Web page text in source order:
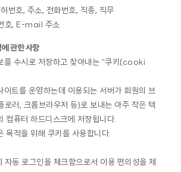
번호, 주소, 전화번호, 직종, 직무
호, E-mail 주소
관한 사항
를 수시로 저장하고 찾아내는 “쿠키(cooki
이트를 운영하는데 이용되는 서버가 회원의 브
로러, 크롬브라우저 등)로 보내는 아주 작은 텍
컴퓨터 하드디스크에 저장됩니다.
목적을 위해 쿠키를 사용합니다.
자동 로그인을 체크함으로서 이용 편의성을 제